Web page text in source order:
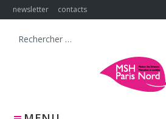
Skip
to
newsletter contacts
Search